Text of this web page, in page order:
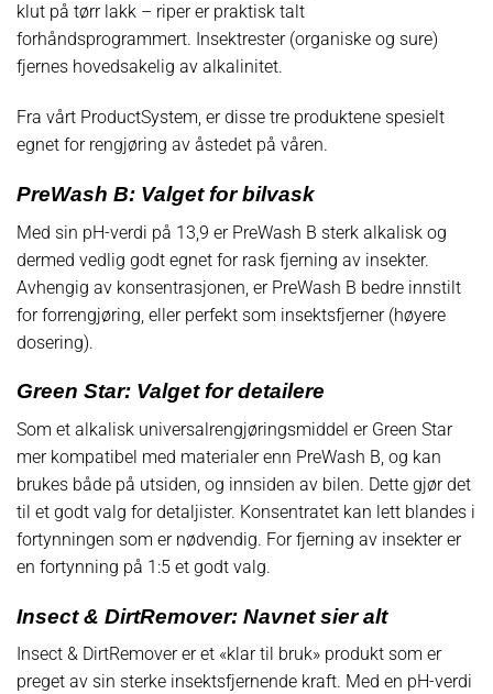
klut på tørr lakk – riper er praktisk talt
forhåndsprogrammert. Insektrester (organiske og sure)
fjernes hovedsakelig av alkalinitet.
Fra vårt ProductSystem, er disse tre produktene spesielt
egnet for rengjøring av åstedet på våren.
PreWash B: Valget for bilvask
Med sin pH-verdi på 13,9 er PreWash B sterk alkalisk og
dermed vedlig godt egnet for rask fjerning av insekter.
Avhengig av konsentrasjonen, er PreWash B bedre innstilt
for forrengjøring, eller perfekt som insektsfjerner (høyere
dosering).
Green Star: Valget for detailere
Som et alkalisk universalrengjøringsmiddel er Green Star
mer kompatibel med materialer enn PreWash B, og kan
brukes både på utsiden, og innsiden av bilen. Dette gjør det
til et godt valg for detaljister. Konsentratet kan lett blandes i
fortynningen som er nødvendig. For fjerning av insekter er
en fortynning på 1:5 et godt valg.
Insect & DirtRemover: Navnet sier alt
Insect & DirtRemover er et «klar til bruk» produkt som er
preget av sin sterke insektsfjernende kraft. Med en pH-verdi